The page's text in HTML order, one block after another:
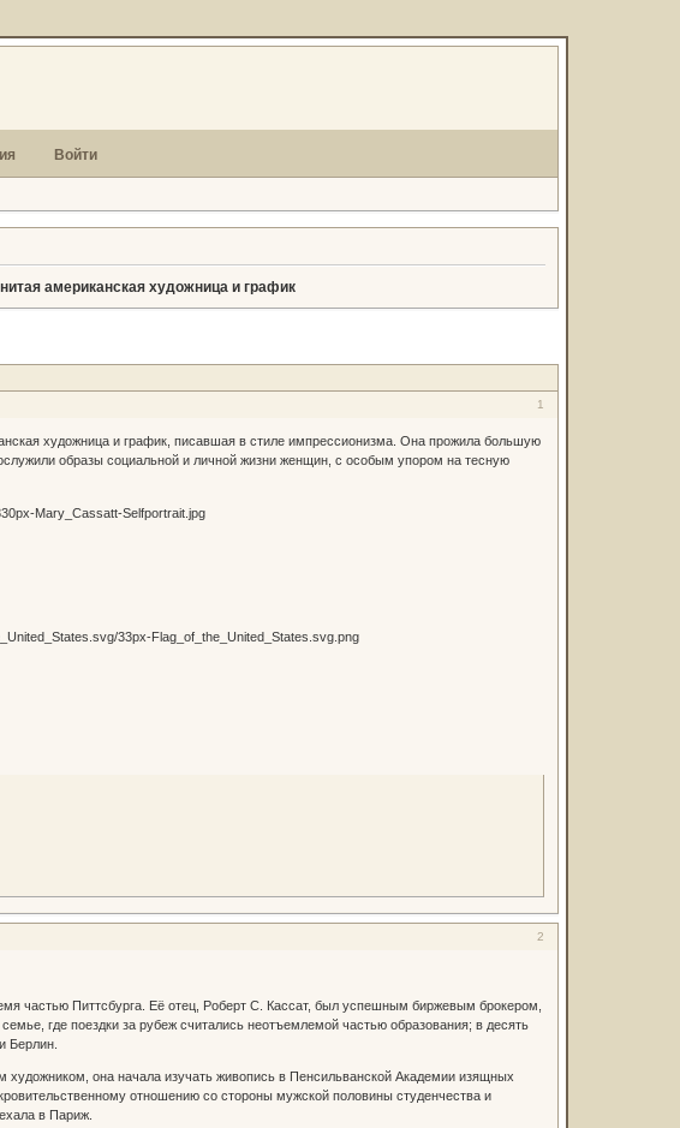
Войти
американская художница и график
1
художница и график, писавшая в стиле импрессионизма. Она прожила большую
образы социальной и личной жизни женщин, с особым упором на тесную
2
частью Питтсбурга. Её отец, Роберт С. Кассат, был успешным биржевым брокером,
где поездки за рубеж считались неотъемлемой частью образования; в десять
Берлин.
она начала изучать живопись в Пенсильванской Академии изящных
отношению со стороны мужской половины студенчества и
в Париж.